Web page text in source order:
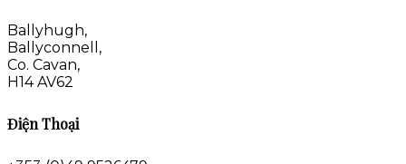
Ballyhugh,
Ballyconnell,
Co. Cavan,
H14 AV62
Điện Thoại